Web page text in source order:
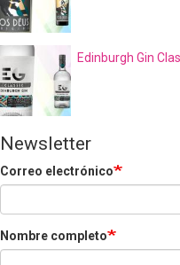
Edinburgh Gin
Newsletter
Correo electrónico
Nombre completo